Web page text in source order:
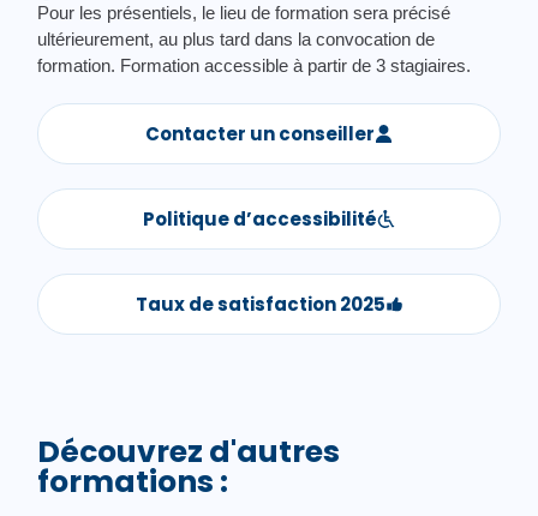
Pour les présentiels, le lieu de formation sera précisé
ultérieurement, au plus tard dans la convocation de
formation. Formation accessible à partir de 3 stagiaires.
Contacter un conseiller
Politique d’accessibilité
Taux de satisfaction 2025
Découvrez d'autres
formations :